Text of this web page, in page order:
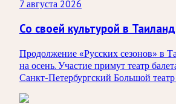
7 августа 2026
Со своей культурой в Таиланд
Продолжение «Русских сезонов» в
на осень. Участие примут театр
Санкт-Петербургский Большой